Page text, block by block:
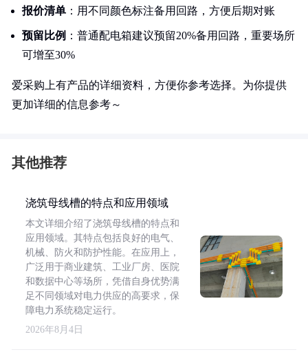
报价清单 ：用不同颜色标注备用回路，方便后期对账
预留比例 ：普通配电箱建议预留20%备用回路，重要场所
可增至30%
爱采购上有产品的详细资料，方便你参考选择。为你提供
更加详细的信息参考～
其他推荐
浇筑母线槽的特点和应用领域
本文详细介绍了浇筑母线槽的特点和
应用领域。其特点包括良好的电气、
机械、防火和防护性能。在应用上，
广泛用于商业建筑、工业厂房、医院
和数据中心等场所，凭借自身优势满
足不同领域对电力供应的高要求，保
障电力系统稳定运行。
2026年8月4日